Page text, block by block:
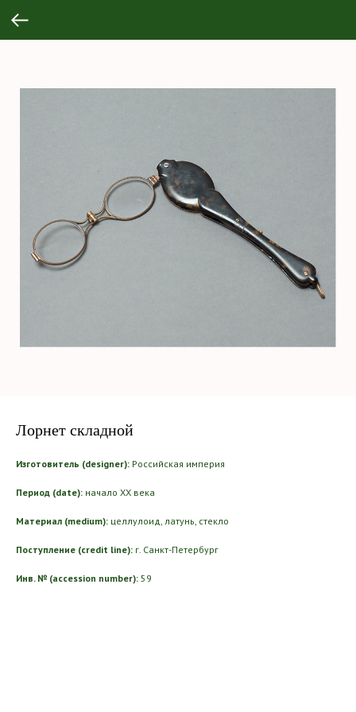
Лорнет складной
Изготовитель (designer): Российская империя
Период (date): начало ХХ века
Материал (medium): целлулоид, латунь, стекло
Поступление (credit line): г. Санкт-Петербург
Инв. № (accession number): 59